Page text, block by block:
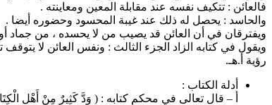
فالعائن : تتكيف نفسه عند مقابلة المعين ومعاينته .
والحاسد : يحصل له ذلك عند غيبة المحسود وحضوره أيضا .
ويفترقان في أن العائن قد يصيب من لا يحسده ، من جماد
ويقول في كتابه الزاد الجزء الثالث : ونفس العائن لا
رؤية أ.هـ.
أدلة الكتاب :
أ – قال تعالى في محكم كتابه : ( وَدَّ كَثِيرٌ مِنْ أَهْلِ